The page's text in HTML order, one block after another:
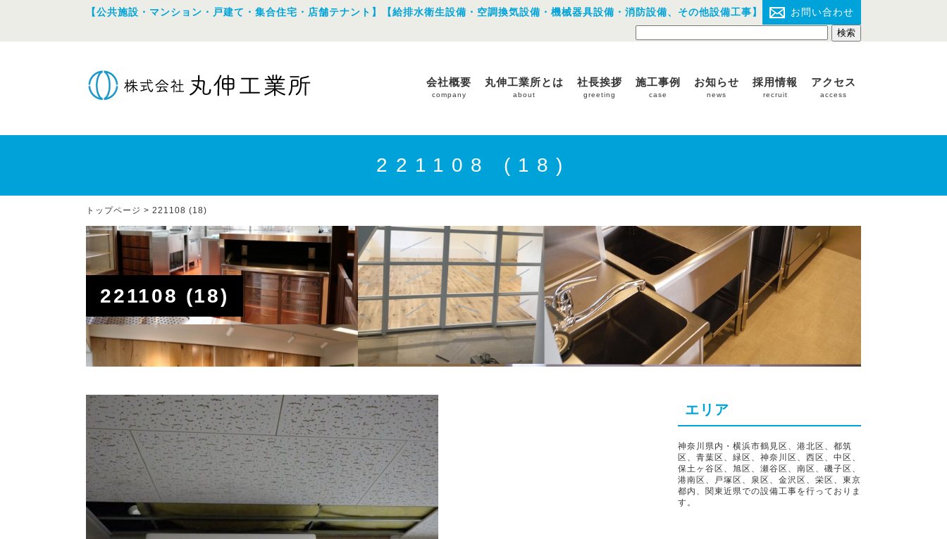
【公共施設・マンション・戸建て・集合住宅・店舗テナント】【給排水衛生設備・空調換気設備・機械器具設備・消防設備、その他設備工事】 お問い合わせ
会社概要
company
丸伸工業所とは
about
社長挨拶
greeting
施工事例
case
お知らせ
news
採用情報
recruit
アクセス
access
221108 (18)
トップページ > 221108 (18)
221108 (18)
エリア
神奈川県内・横浜市鶴見区、港北区、都筑
区、青葉区、緑区、神奈川区、西区、中区、
保土ヶ谷区、旭区、瀬谷区、南区、磯子区、
港南区、戸塚区、泉区、金沢区、栄区、東京
都内、関東近県での設備工事を行っておりま
す。